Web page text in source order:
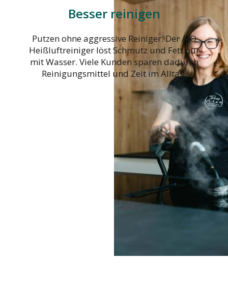
Besser reinigen
Putzen ohne aggressive Reiniger. Der AIO
Heißluftreiniger löst Schmutz und Fett nur
mit Wasser. Viele Kunden sparen dadurch
Reinigungsmittel und Zeit im Alltag.